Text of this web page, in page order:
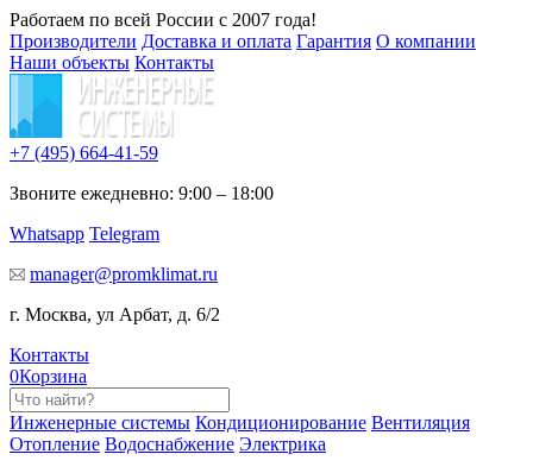
Работаем по всей России с 2007 года!
Производители Доставка и оплата Гарантия О компании
Наши объекты Контакты
+7 (495) 664-41-59
Звоните ежедневно: 9:00 – 18:00
Whatsapp Telegram
manager@promklimat.ru
г. Москва, ул Арбат, д. 6/2
Контакты
0Корзина
Инженерные системы Кондиционирование Вентиляция
Отопление Водоснабжение Электрика